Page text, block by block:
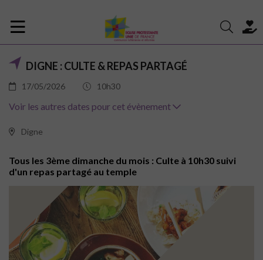
DIGNE : CULTE & REPAS PARTAGÉ
17/05/2026 10h30
Voir les autres dates pour cet évènement
Digne
Tous les 3ème dimanche du mois : Culte à 10h30 suivi
d'un repas partagé au temple